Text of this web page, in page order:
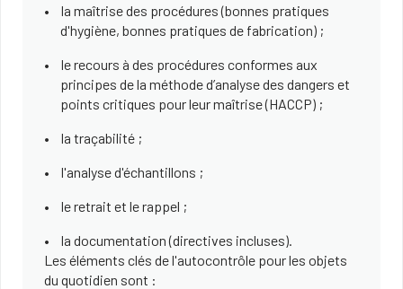
la maîtrise des procédures (bonnes pratiques
d'hygiène, bonnes pratiques de fabrication) ;
le recours à des procédures conformes aux
principes de la méthode d’analyse des dangers et
points critiques pour leur maîtrise (HACCP) ;
la traçabilité ;
l'analyse d'échantillons ;
le retrait et le rappel ;
la documentation (directives incluses).
Les éléments clés de l'autocontrôle pour les objets
du quotidien sont :